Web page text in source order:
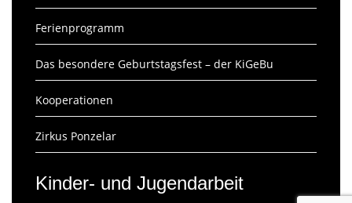
Ferienprogramm
Das besondere Geburtstagsfest – der KiGeBu
Kooperationen
Zirkus Ponzelar
Kinder- und Jugendarbeit